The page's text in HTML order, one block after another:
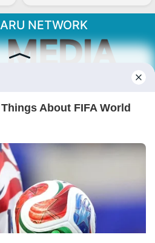
NETWORK
Kabarbaru